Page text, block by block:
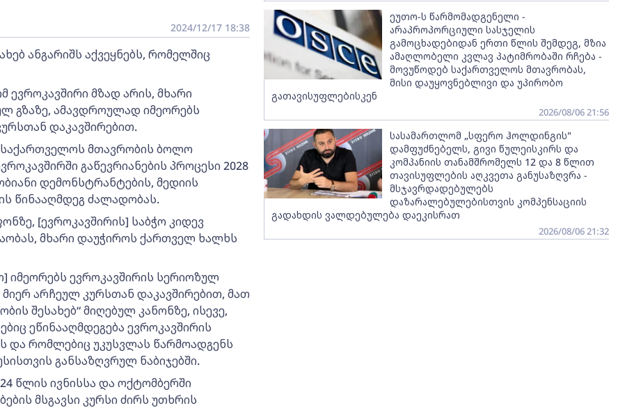
2024/12/17 18:38
ანგარიშს აქვეყნებს, რომელშიც
ევროკავშირი მზად არის, მხარი
გზაზე, ამავდროულად იმეორებს
დაკავშირებით.
საქართველოს მთავრობის ბოლო
გაწევრიანების პროცესი 2028
დემონსტრანტების, მედიის
წინააღმდეგ ძალადობას.
[ევროკავშირის] საბჭო კიდევ
მხარი დაუჭიროს ქართველ ხალხს
იმეორებს ევროკავშირის სერიოზულ
არჩეულ კურსთან დაკავშირებით, მათ
შესახებ“ მიღებულ კანონზე, ისევე,
ეწინააღმდეგება ევროკავშირის
და რომლებიც უკუსვლას წარმოადგენს
განსაზღვრულ ნაბიჯებში.
წლის ივნისსა და ოქტომბერში
მსგავსი კურსი ძირს უთხრის
ეუთო-ს წარმომადგენელი -
არაპროპორციული სასჯელის
გამოცხადებიდან ერთი წლის შემდეგ, მზია
ამაღლობელი კვლავ პატიმრობაში რჩება -
მოვუწოდებ საქართველოს მთავრობას,
მისი დაუყოვნებლივი და უპირობო
გათავისუფლებისკენ
2026/08/06 21:56
სასამართლომ „სფერო ჰოლდინგის"
დამფუძნებელს, გივი წულეისკირს და
კომპანიის თანამშრომელს 12 და 8 წლით
თავისუფლების აღკვეთა განუსაზღვრა -
მსჯავრდადებულებს
დაზარალებულებისთვის კომპენსაციის
გადახდის ვალდებულება დაეკისრათ
2026/08/06 21:32